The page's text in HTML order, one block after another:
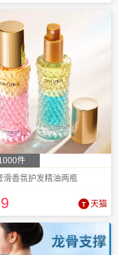
件
滑香氛护发精油两瓶
天猫